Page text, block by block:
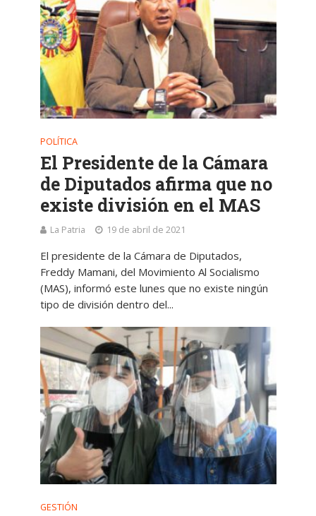
POLÍTICA
El Presidente de la Cámara
de Diputados afirma que no
existe división en el MAS
La Patria 19 de abril de 2021
El presidente de la Cámara de Diputados,
Freddy Mamani, del Movimiento Al Socialismo
(MAS), informó este lunes que no existe ningún
tipo de división dentro del...
GESTIÓN